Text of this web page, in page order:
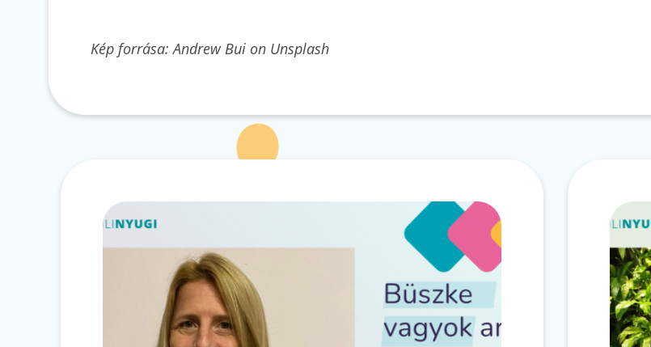
Kép forrása: Andrew Bui on Unsplash